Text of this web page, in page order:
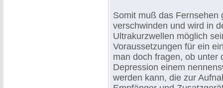
Somit muß das Fernsehen
verschwinden und wird in
Ultrakurzwellen möglich
Voraussetzungen für ein
man doch fragen, ob unter
Depression einem
werden kann, die zur